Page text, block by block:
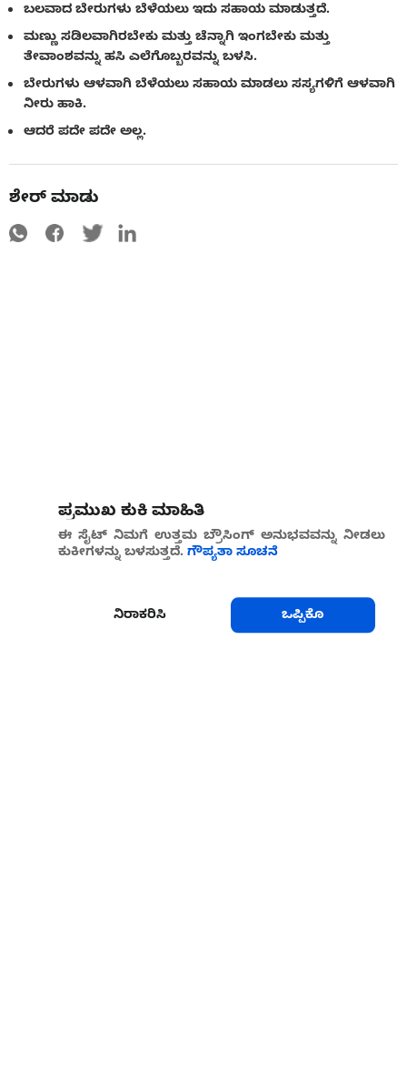
ಬಲವಾದ ಬೇರುಗಳು ಬೆಳೆಯಲು ಇದು ಸಹಾಯ ಮಾಡುತ್ತದೆ.
ಮಣ್ಣು ಸಡಿಲವಾಗಿರಬೇಕು ಮತ್ತು ಚೆನ್ನಾಗಿ ಇಂಗಬೇಕು ಮತ್ತು
ತೇವಾಂಶವನ್ನು ಹಸಿ ಎಲೆಗೊಬ್ಬರವನ್ನು ಬಳಸಿ.
ಬೇರುಗಳು ಆಳವಾಗಿ ಬೆಳೆಯಲು ಸಹಾಯ ಮಾಡಲು ಸಸ್ಯಗಳಿಗೆ ಆಳವಾಗಿ
ನೀರು ಹಾಕಿ.
ಆದರೆ ಪದೇ ಪದೇ ಅಲ್ಲ.
ಶೇರ್ ಮಾಡು
ಪ್ರಮುಖ ಕುಕಿ ಮಾಹಿತಿ
ಈ ಸೈಟ್ ನಿಮಗೆ ಉತ್ತಮ ಬ್ರೌಸಿಂಗ್ ಅನುಭವವನ್ನು ನೀಡಲು
ಕುಕೀಗಳನ್ನು ಬಳಸುತ್ತದೆ. ಗೌಪ್ಯತಾ ಸೂಚನೆ
ನಿರಾಕರಿಸಿ ಒಪ್ಪಿಕೊ